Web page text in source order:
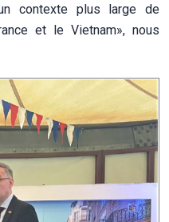
contexte plus large de
et le Vietnam», nous